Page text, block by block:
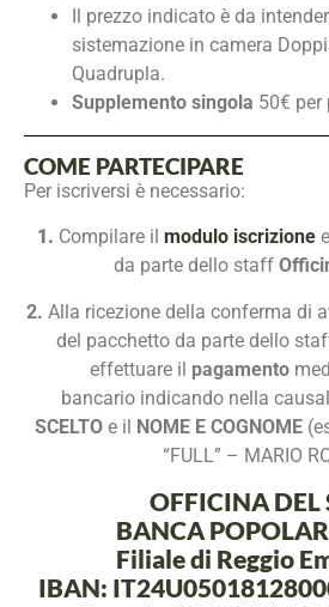
Il prezzo indicato è da
sistemazione in camera
Quadrupla.
Supplemento singola 50€ per
COME PARTECIPARE
Per iscriversi è necessario:
1. Compilare il modulo iscrizione
da parte dello staff
2. Alla ricezione della conferma di
del pacchetto da parte dello
effettuare il pagamento
bancario indicando nella
SCELTOe il NOME E COGNOME
“FULL” – MARIO
OFFICINA DEL
BANCA
Filiale di Reggio
IBAN: